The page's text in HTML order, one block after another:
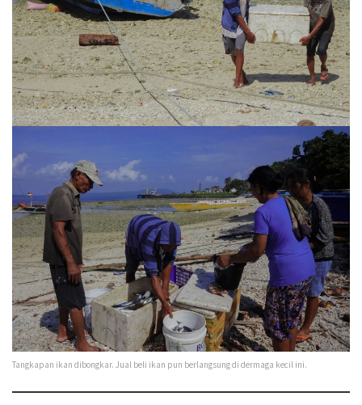
Tangkapan ikan dibongkar. Jual beli ikan pun berlangsung di dermaga kecil ini.